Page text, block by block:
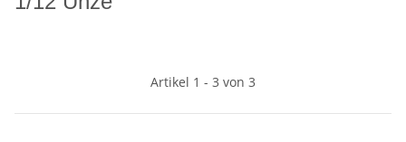
Artikel 1 - 3 von 3